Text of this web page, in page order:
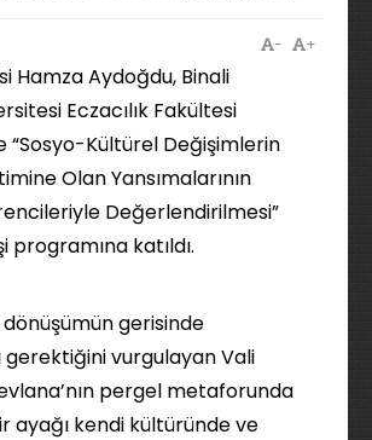
+
-
Hamza Aydoğdu, Binali
Eczacılık Fakültesi
“Sosyo-Kültürel Değişimlerin
Olan Yansımalarının
Değerlendirilmesi”
programına katıldı.
gerisinde
gerektiğini vurgulayan Vali
pergel metaforunda
ayağı kendi kültüründe ve